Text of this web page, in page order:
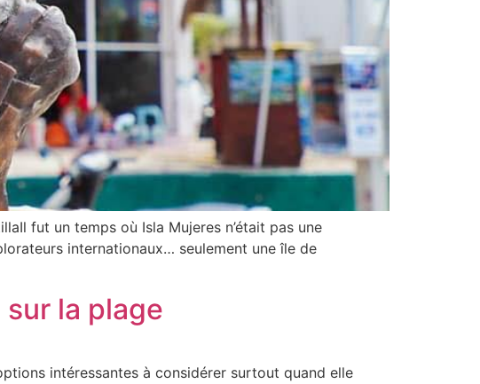
fut un temps où Isla Mujeres n’était pas une
internationaux… seulement une île de
sur la plage
intéressantes à considérer surtout quand elle